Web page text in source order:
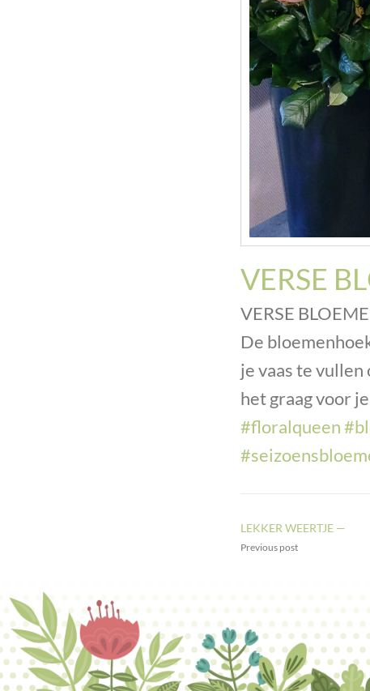
VERSE
VERSE
De
je vaas te
het graag voor
#floralqueen
LEKKER WEERTJE —
Previous post